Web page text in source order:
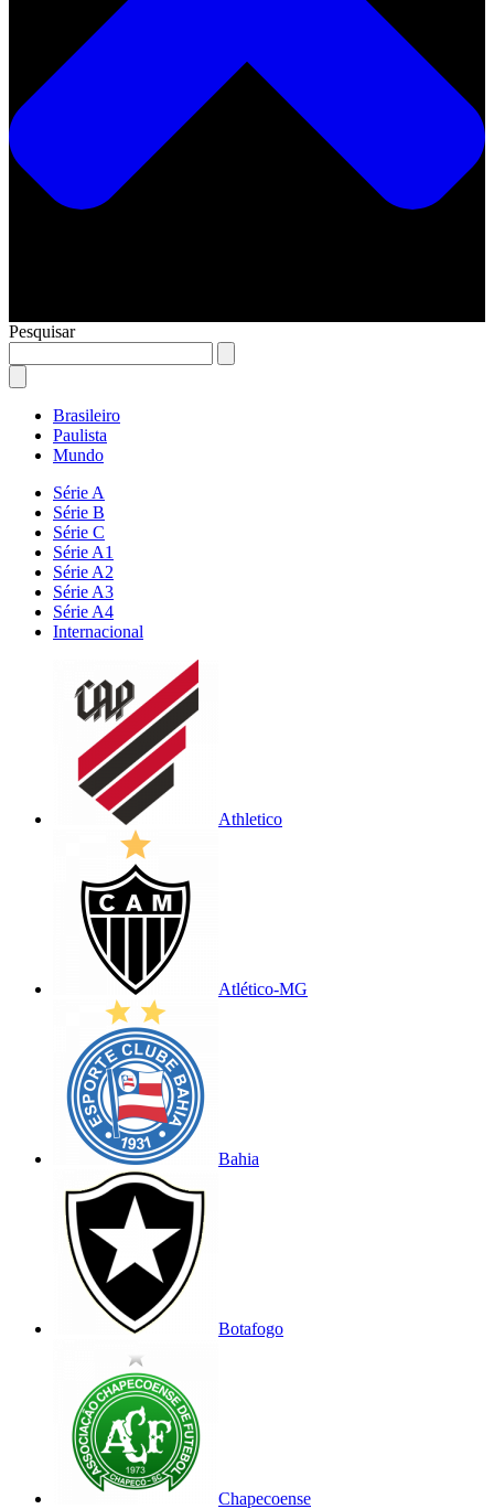
Pesquisar
Brasileiro
Paulista
Mundo
Série A
Série B
Série C
Série A1
Série A2
Série A3
Série A4
Internacional
Athletico
Atlético-MG
Bahia
Botafogo
Chapecoense